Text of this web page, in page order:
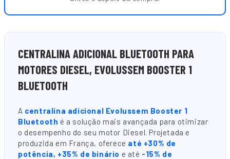
CENTRALINA ADICIONAL BLUETOOTH PARA
MOTORES DIESEL, EVOLUSSEM BOOSTER 1
BLUETOOTH
A centralina adicional Evolussem Booster 1
Bluetooth é a solução mais avançada para otimizar
o desempenho do seu motor Diesel. Projetada e
produzida em França, oferece até +30% de
potência, +35% de binário e até -15% de